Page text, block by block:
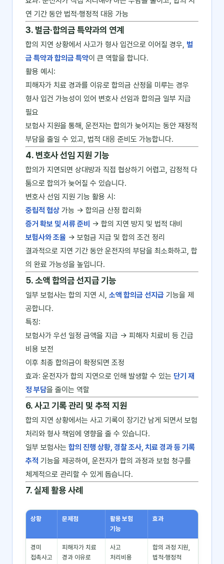
연 기간 동안 법적·행정적 대응 가능
3. 벌금·합의금 특약과의 연계
합의 지연 상황에서 사고가 형사 입건으로 이어질 경우, 벌
금 특약과 합의금 특약이 큰 역할을 합니다.
활용 예시:
피해자가 치료 경과를 이유로 합의금 산정을 미루는 경우
형사 입건 가능성이 있어 변호사 선임과 합의금 일부 지급
필요
보험사 지원을 통해, 운전자는 합의가 늦어지는 동안 재정적
부담을 줄일 수 있고, 법적 대응 준비도 가능합니다.
4. 변호사 선임 지원 기능
합의가 지연되면 상대방과 직접 협상하기 어렵고, 감정적 다
툼으로 합의가 늦어질 수 있습니다.
변호사 선임 지원 기능 활용 시:
중립적 협상 가능 → 합의금 산정 합리화
증거 확보 및 서류 준비
→ 합의 지연 방지 및 법적 대비
보험사와 조율 → 보험금 지급 및 합의 조건 정리
결과적으로 지연 기간 동안 운전자의 부담을 최소화하고, 합
의 완료 가능성을 높입니다.
5. 소액 합의금 선지급 기능
일부 보험사는 합의 지연 시, 소액 합의금 선지급 기능을 제
공합니다.
특징:
보험사가 우선 일정 금액을 지급 → 피해자 치료비 등 긴급
비용 보전
이후 최종 합의금이 확정되면 조정
효과: 운전자가 합의 지연으로 인해 발생할 수 있는 단기 재
정 부담을 줄이는 역할
6. 사고 기록 관리 및 추적 지원
합의 지연 상황에서는 사고 기록이 장기간 남게 되면서 보험
처리와 형사 책임에 영향을 줄 수 있습니다.
일부 보험사는 합의 진행 상황, 경찰 조사, 치료 경과 등 기록
추적 기능을 제공하여, 운전자가 합의 과정과 보험 청구를
체계적으로 관리할 수 있게 돕습니다.
7. 실제 활용 사례
상황 문제점
활용 보험
기능
효과
경미
접촉사고
피해자가 치료
경과 이유로
사고
처리비용
합의 과정 지원,
법적·행정적